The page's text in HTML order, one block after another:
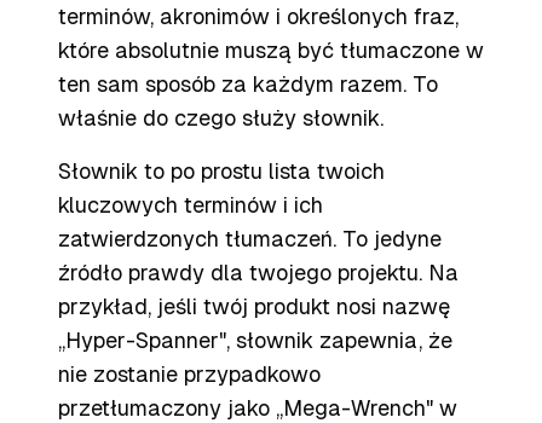
terminów, akronimów i określonych fraz,
które absolutnie muszą być tłumaczone w
ten sam sposób za każdym razem. To
właśnie do czego służy słownik.
Słownik to po prostu lista twoich
kluczowych terminów i ich
zatwierdzonych tłumaczeń. To jedyne
źródło prawdy dla twojego projektu. Na
przykład, jeśli twój produkt nosi nazwę
„Hyper-Spanner", słownik zapewnia, że
nie zostanie przypadkowo
przetłumaczony jako „Mega-Wrench" w